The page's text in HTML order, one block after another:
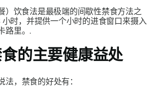
）饮食法是最极端的间歇性禁食方法之
时，并提供一个小时的进食窗口来摄入
路里。.
的主要健康益处
法，禁食的好处有：